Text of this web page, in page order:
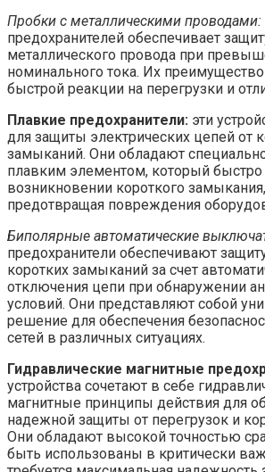
Пробки с металлическими проводами:
предохранителей обеспечивает
металлического провода при
номинального тока. Их
быстрой реакции на перегрузки и
Плавкие предохранители: эти
для защиты электрических цепей от
замыканий. Они обладают
плавким элементом, который быстро
возникновении короткого
предотвращая повреждения
Биполярные автоматические
предохранители обеспечивают
коротких замыканий за счет
отключения цепи при обнаружении
условий. Они представляют собой
решение для обеспечения
сетей в различных ситуациях.
Гидравлические магнитные
устройства сочетают в себе
магнитные принципы действия для
надежной защиты от перегрузок и
Они обладают высокой точностью
быть использованы в критически